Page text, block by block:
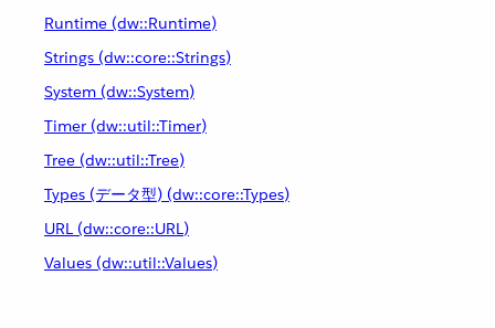
Runtime (dw::Runtime)
Strings (dw::core::Strings)
System (dw::System)
Timer (dw::util::Timer)
Tree (dw::util::Tree)
Types (データ型) (dw::core::Types)
URL (dw::core::URL)
Values (dw::util::Values)